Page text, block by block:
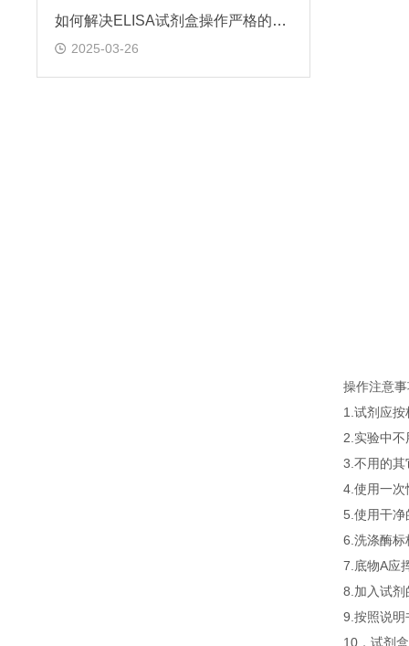
如何解决ELISA试剂盒操作严格的问题
2025-03-26
操作注意
1.试剂应
2.实验中
3.不用的其
4.使用一次
5.使用干净
6.洗涤酶标
7.底物A应
8.加入试剂
9.按照说明
10．试剂